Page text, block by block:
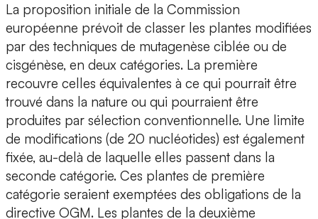
La proposition initiale de la Commission
européenne prévoit de classer les plantes modifiées
par des techniques de mutagenèse ciblée ou de
cisgénèse, en deux catégories. La première
recouvre celles équivalentes à ce qui pourrait être
trouvé dans la nature ou qui pourraient être
produites par sélection conventionnelle. Une limite
de modifications (de 20 nucléotides) est également
fixée, au-delà de laquelle elles passent dans la
seconde catégorie. Ces plantes de première
catégorie seraient exemptées des obligations de la
directive OGM. Les plantes de la deuxième